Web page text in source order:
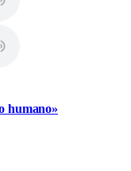
humano»